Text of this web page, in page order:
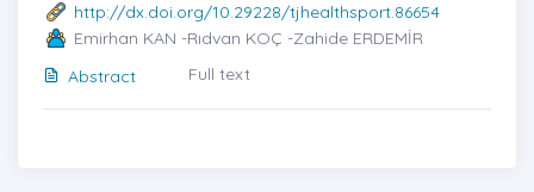
http://dx.doi.org/10.29228/tjhealthsport.86654
Emirhan KAN -Rıdvan KOÇ -Zahide ERDEMİR
Abstract
Full text